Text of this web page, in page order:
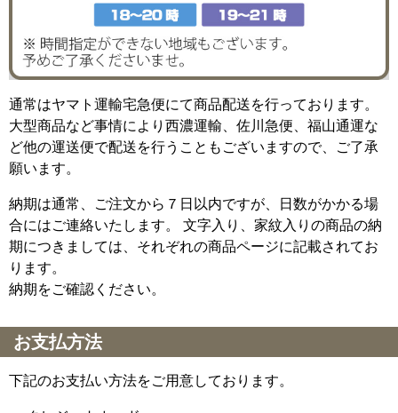
通常はヤマト運輸宅急便にて商品配送を行っております。
大型商品など事情により西濃運輸、佐川急便、福山通運な
ど他の運送便で配送を行うこともございますので、ご了承
願います。
納期は通常、ご注文から７日以内ですが、日数がかかる場
合にはご連絡いたします。 文字入り、家紋入りの商品の納
期につきましては、それぞれの商品ページに記載されてお
ります。
納期をご確認ください。
お支払方法
下記のお支払い方法をご用意しております。